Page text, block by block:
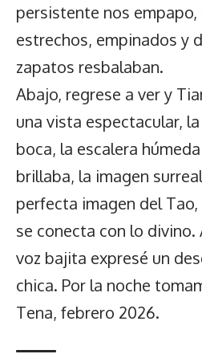
persistente nos empapo,
estrechos, empinados y
zapatos resbalaban.
Abajo, regrese a ver y
una vista espectacular,
boca, la escalera
brillaba, la imagen
perfecta imagen del
se conecta con lo divino.
voz bajita expresé un
chica. Por la noche
Tena, febrero 2026.